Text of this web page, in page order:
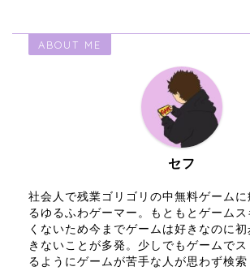
ABOUT ME
セフ
社会人で残業ゴリゴリの中無料ゲーム
るゆるふわゲーマー。もともとゲーム
くないため今までゲームは好きなのに
きないことが多発。少しでもゲームでス
るようにゲームが苦手な人が思わず検索